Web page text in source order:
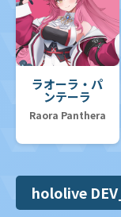
ラオーラ・パ
ンテーラ
Raora Panthera
hololive